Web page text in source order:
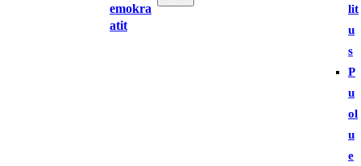
emokra
atit
t
lit
u
s
P
u
ol
u
e